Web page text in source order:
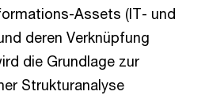
Assets (IT- und
deren Verknüpfung
die Grundlage zur
Strukturanalyse